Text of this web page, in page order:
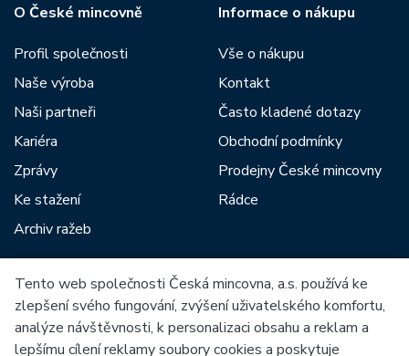
O České mincovně
Profil společnosti
Naše výroba
Naši partneři
Kariéra
Zprávy
Ke stažení
Archiv ražeb
Informace o nákupu
Vše o nákupu
Kontakt
Často kladené dotazy
Obchodní podmínky
Prodejny České mincovny
Rádce
Mezi naše partnery patří:
Tento web společnosti Česká mincovna, a.s. používá ke
zlepšení svého fungování, zvýšení uživatelského komfortu,
analýze návštěvnosti, k personalizaci obsahu a reklam a
lepšímu cílení reklamy soubory cookies a poskytuje